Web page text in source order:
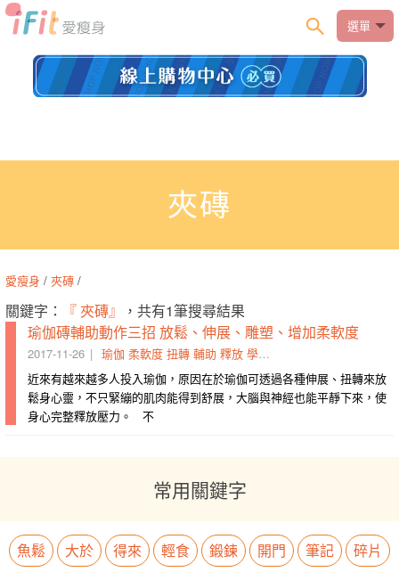
選單
夾磚
愛瘦身 / 夾磚 /
關鍵字： 『 夾磚』
，共有1筆搜尋結果
瑜伽磚輔助動作三招 放鬆、伸展、雕塑、增加柔軟度
2017-11-26 瑜伽 柔軟度 扭轉 輔助 釋放 學者
近來有越來越多人投入瑜伽，原因在於瑜伽可透過各種伸展、扭轉來放
鬆身心靈，不只緊繃的肌肉能得到舒展，大腦與神經也能平靜下來，使
身心完整釋放壓力。 不
常用關鍵字
魚鬆 大於 得來 輕食 鍛鍊 開門 筆記
碎片